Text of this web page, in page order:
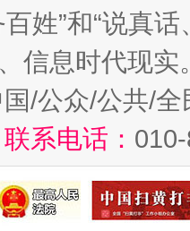
姓”和“说真
信息时代现实
/公众/公共/
系电话：